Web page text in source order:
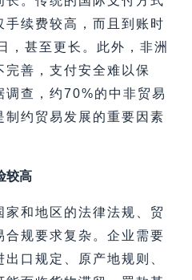
续费较高，而且到账时
，甚至更长。此外，非洲
善，支付安全难以保
调查，约70%的中非贸易
约贸易发展的重要因素
较高
和地区的法律法规、贸
规要求复杂。企业需要
口规定、原产地规则、